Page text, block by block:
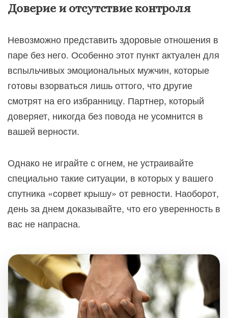
Доверие и отсутствие контроля
Невозможно представить здоровые отношения в
паре без него. Особенно этот пункт актуален для
вспыльчивых эмоциональных мужчин, которые
готовы взорваться лишь оттого, что другие
смотрят на его избранницу. Партнер, который
доверяет, никогда без повода не усомнится в
вашей верности.
Однако не играйте с огнем, не устраивайте
специально такие ситуации, в которых у вашего
спутника «сорвет крышу» от ревности. Наоборот,
день за днем доказывайте, что его уверенность в
вас не напрасна.